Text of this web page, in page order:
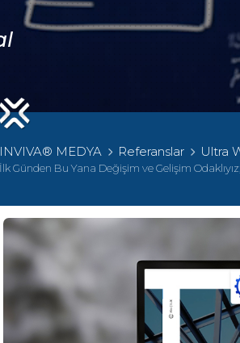
INVIVA® MEDYA Referanslar Ultra
İlk Günden Bu Yana Değişim ve Gelişim Odaklıyız;